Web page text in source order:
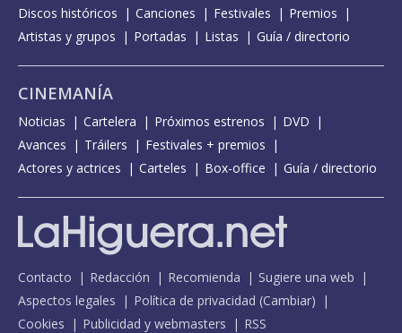
Discos históricos
Canciones Festivales
Premios
Artistas y grupos
Portadas Listas Guía / directorio
CINEMANÍA
Noticias Cartelera Próximos estrenos
DVD
Avances
Tráilers
Festivales + premios
Actores y actrices
Carteles Box-office Guía / directorio
Contacto Redacción Recomienda
Sugiere una web
Aspectos legales
Política de privacidad (Cambiar)
Cookies
Publicidad y webmasters RSS